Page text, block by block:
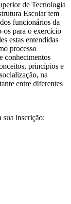
de Tecnologia
Escolar tem
funcionários da
os para o exercício
estas entendidas
processo
conhecimentos
princípios e
na
entre diferentes
sua inscrição: